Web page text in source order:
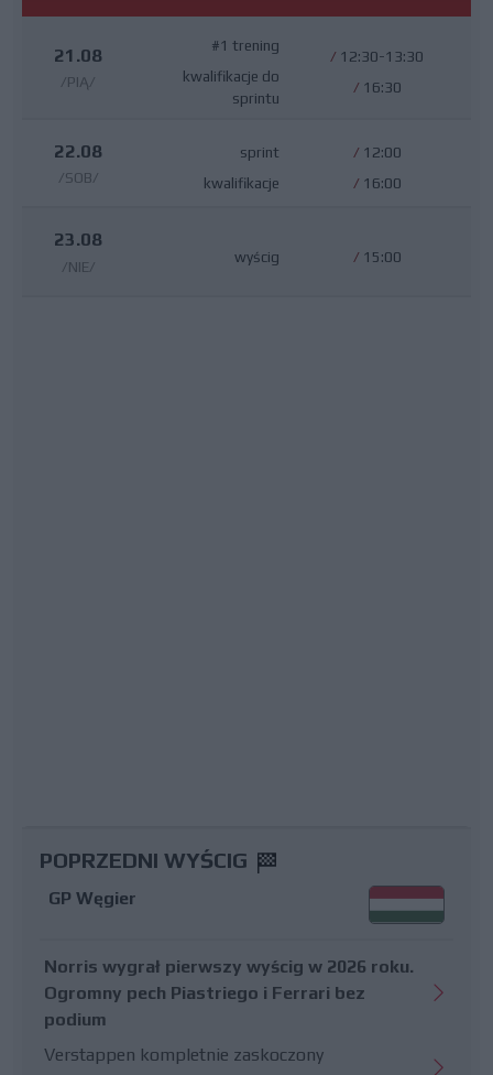
21.08
/PIĄ/
#1 trening
kwalifikacje do
sprintu
/ 12:30-13:30
/ 16:30
22.08
/SOB/
sprint
kwalifikacje
/ 12:00
/ 16:00
23.08
/NIE/
wyścig / 15:00
POPRZEDNI WYŚCIG
GP Węgier
Norris wygrał pierwszy wyścig w 2026 roku.
Ogromny pech Piastriego i Ferrari bez
podium
Verstappen kompletnie zaskoczony